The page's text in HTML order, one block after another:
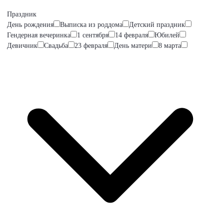
Праздник
День рождения
Выписка из роддома
Детский праздник
Гендерная вечеринка
1 сентября 14 февраля
Юбилей
Девичник
Свадьба 23 февраля День матери 8 марта